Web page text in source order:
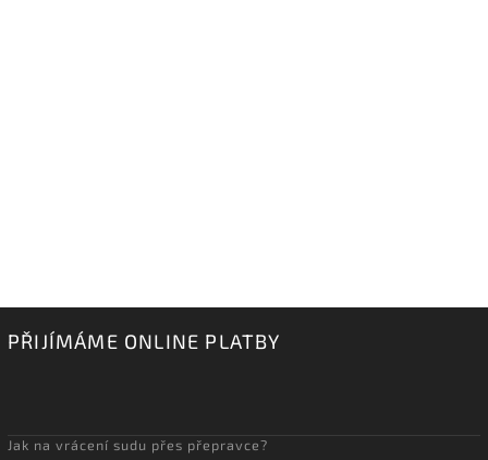
PŘIJÍMÁME ONLINE PLATBY
Jak na vrácení sudu přes přepravce?